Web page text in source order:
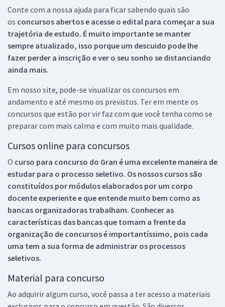
Conte com a nossa ajuda para ficar sabendo quais são
os concursos abertos e acesse o edital para começar a sua
trajetória de estudo. É muito importante se manter
sempre atualizado, isso porque um descuido pode lhe
fazer perder a inscrição e ver o seu sonho se distanciando
ainda mais.
Em nosso site, pode-se visualizar os concursos em
andamento e até mesmo os previstos. Ter em mente os
concursos que estão por vir faz com que você tenha como se
preparar com mais calma e com muito mais qualidade.
Cursos online para concursos
O curso para concurso do Gran é uma excelente maneira de
estudar para o processo seletivo. Os nossos cursos são
constituídos por módulos elaborados por um corpo
docente experiente e que entende muito bem como as
bancas organizadoras trabalham. Conhecer as
características das bancas que tomam a frente da
organização de concursos é importantíssimo, pois cada
uma tem a sua forma de administrar os processos
seletivos.
Material para concurso
Ao adquirir algum curso, você passa a ter acesso a materiais